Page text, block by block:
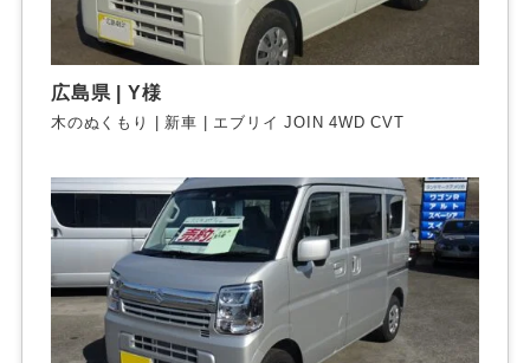
広島県 | Y様
木のぬくもり | 新車 | エブリイ JOIN 4WD CVT